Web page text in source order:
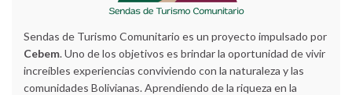
Sendas de Turismo Comunitario es un proyecto impulsado por
Cebem. Uno de los objetivos es brindar la oportunidad de vivir
increíbles experiencias conviviendo con la naturaleza y las
comunidades Bolivianas. Aprendiendo de la riqueza en la